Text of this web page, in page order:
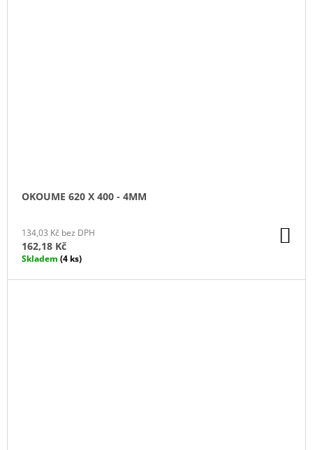
OKOUME 620 X 400 - 4MM
134,03 Kč bez DPH
162,18 Kč
Skladem (4 ks)